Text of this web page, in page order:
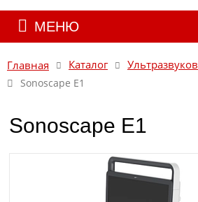
МЕНЮ
Главная Каталог
Sonoscape E1
Sonoscape E1